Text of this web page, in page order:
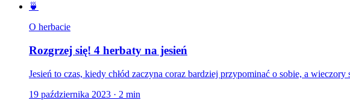
🍵
O herbacie
Rozgrzej się! 4 herbaty na jesień
Jesień to czas, kiedy chłód zaczyna coraz bardziej przypominać o sobie, a
19 października 2023 · 2 min